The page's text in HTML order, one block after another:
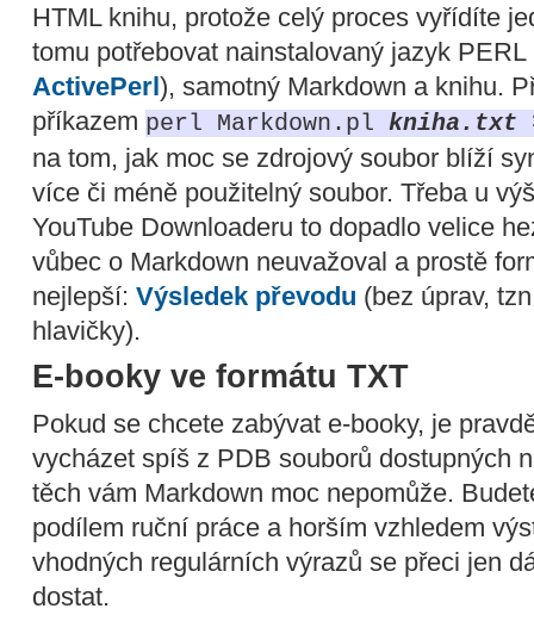
HTML knihu, protože celý proces vyřídíte
tomu potřebovat nainstalovaný jazyk
ActivePerl ), samotný Markdown a knihu.
příkazem perl Markdown.pl kniha.txt
na tom, jak moc se zdrojový soubor blíží
více či méně použitelný soubor. Třeba u
YouTube Downloaderu to dopadlo velice
vůbec o Markdown neuvažoval a prostě
nejlepší: Výsledek převodu (bez úprav,
hlavičky).
E-booky ve formátu TXT
Pokud se chcete zabývat e-booky, je
vycházet spíš z PDB souborů dostupných
těch vám Markdown moc nepomůže.
podílem ruční práce a horším vzhledem
vhodných regulárních výrazů se přeci jen
dostat.